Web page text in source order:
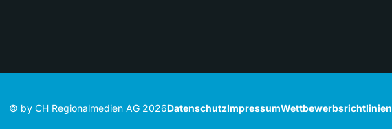
© by CH Regionalmedien AG 2026DatenschutzImpressumWettbewerbsrichtlinien